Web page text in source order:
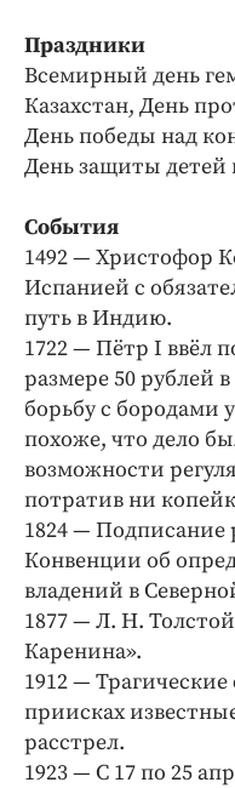
Происшествия
Спорт
Экономика и
ПРОЕКТЫ
Блоги
Издания
Медиаперсона
Интересное
Клиника года
Бренд года
Работодатель
Праздники
Всемирный день
Казахстан, День
День победы над
День защиты детей
События
1492 — Христофор
Испанией с
путь в Индию.
1722 — Пётр I ввёл
размере 50 рублей
борьбу с бородами
похоже, что дело
возможности
потратив ни
1824 — Подписание
Конвенции об
владений в
1877 — Л. Н.
Каренина».
1912 —
приисках
расстрел.
1923 — С 17 по 25